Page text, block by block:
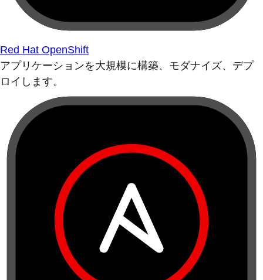
Red Hat OpenShift
アプリケーションを大規模に構築、モダナイズ、デプ
ロイします。